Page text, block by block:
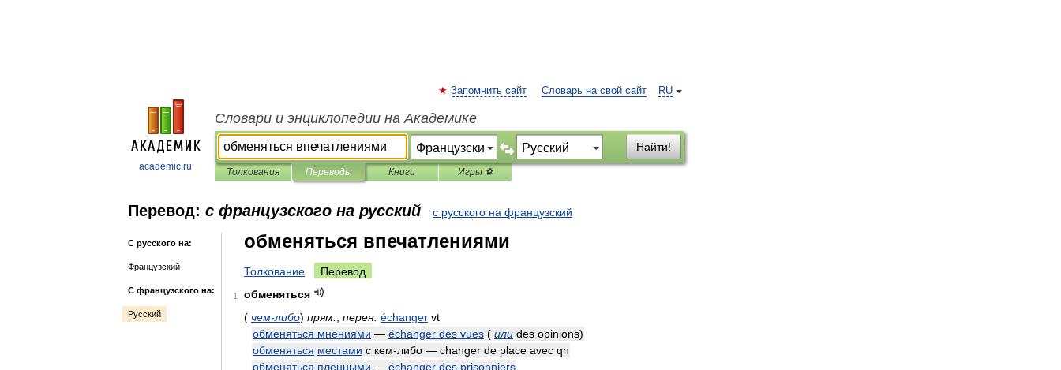
academic.ru
RU
Запомнить сайт Словарь на свой сайт
Словари и энциклопедии на Академике
Найти!
Толкования Переводы Книги Игры ⚽
Перевод: с французского на русский с русского на французский
С русского на:
Французский
С французского на:
Русский
обменяться впечатлениями
Толкование Перевод
1
обменяться
( чем-либо) прям перен échanger vt
обменяться мнениями — échanger des vues ( или des opinions)
обменяться местами с кем-либо — changer de place avec qn
обменяться пленными — échanger des prisonniers